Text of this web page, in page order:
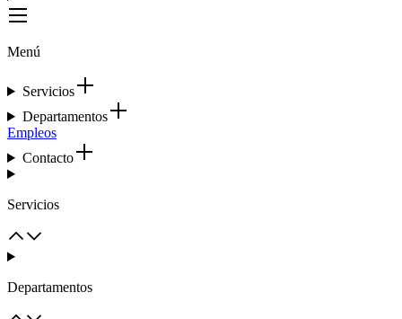
Menú
Servicios
Departamentos
Empleos
Contacto
Servicios
Departamentos